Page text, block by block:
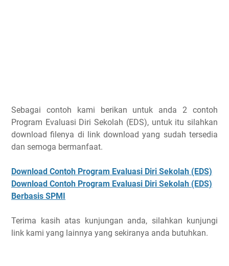
Sebagai contoh kami berikan untuk anda 2 contoh
Program Evaluasi Diri Sekolah (EDS), untuk itu silahkan
download filenya di link download yang sudah tersedia
dan semoga bermanfaat.
Download Contoh Program Evaluasi Diri Sekolah (EDS)
Download Contoh Program Evaluasi Diri Sekolah (EDS)
Berbasis SPMI
Terima kasih atas kunjungan anda, silahkan kunjungi
link kami yang lainnya yang sekiranya anda butuhkan.